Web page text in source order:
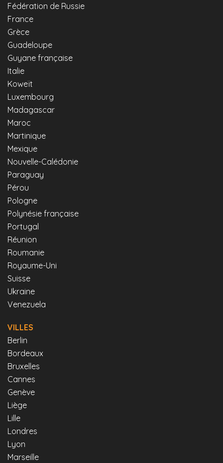
Fédération de Russie
France
Grèce
Guadeloupe
Guyane française
Italie
Koweït
Luxembourg
Madagascar
Maroc
Martinique
Mexique
Nouvelle-Calédonie
Paraguay
Pérou
Pologne
Polynésie française
Portugal
Réunion
Roumanie
Royaume-Uni
Suisse
Ukraine
Venezuela
VILLES
Berlin
Bordeaux
Bruxelles
Cannes
Genève
Liège
Lille
Londres
Lyon
Marseille